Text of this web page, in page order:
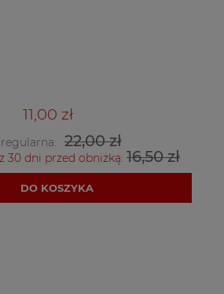
11,00 zł
22,00 zł
30 dni przed obniżką: 16,50 zł
DO KOSZYKA